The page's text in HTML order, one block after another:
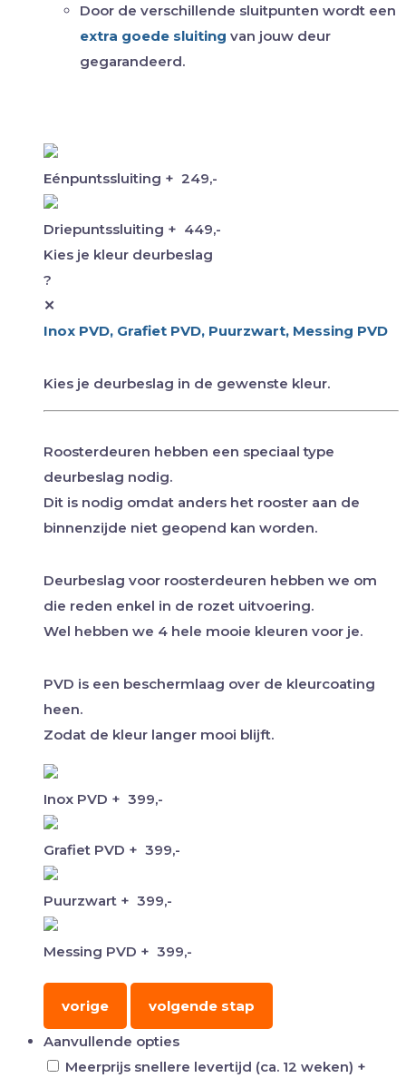
Door de verschillende sluitpunten wordt een
extra goede sluiting van jouw deur
gegarandeerd.
Eénpuntssluiting + 249,-
Driepuntssluiting + 449,-
Kies je kleur deurbeslag
?
✕
Inox PVD, Grafiet PVD, Puurzwart, Messing PVD
Kies je deurbeslag in de gewenste kleur.
Roosterdeuren hebben een speciaal type
deurbeslag nodig.
Dit is nodig omdat anders het rooster aan de
binnenzijde niet geopend kan worden.
Deurbeslag voor roosterdeuren hebben we om
die reden enkel in de rozet uitvoering.
Wel hebben we 4 hele mooie kleuren voor je.
PVD is een beschermlaag over de kleurcoating
heen.
Zodat de kleur langer mooi blijft.
Inox PVD + 399,-
Grafiet PVD + 399,-
Puurzwart + 399,-
Messing PVD + 399,-
vorige volgende stap
Aanvullende opties
Meerprijs snellere levertijd (ca. 12 weken) +